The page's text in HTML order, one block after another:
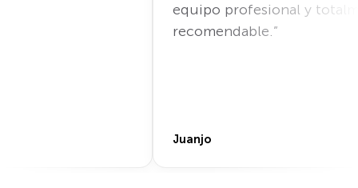
resultado ha mejorado
notablemente la imagen de
Vidal